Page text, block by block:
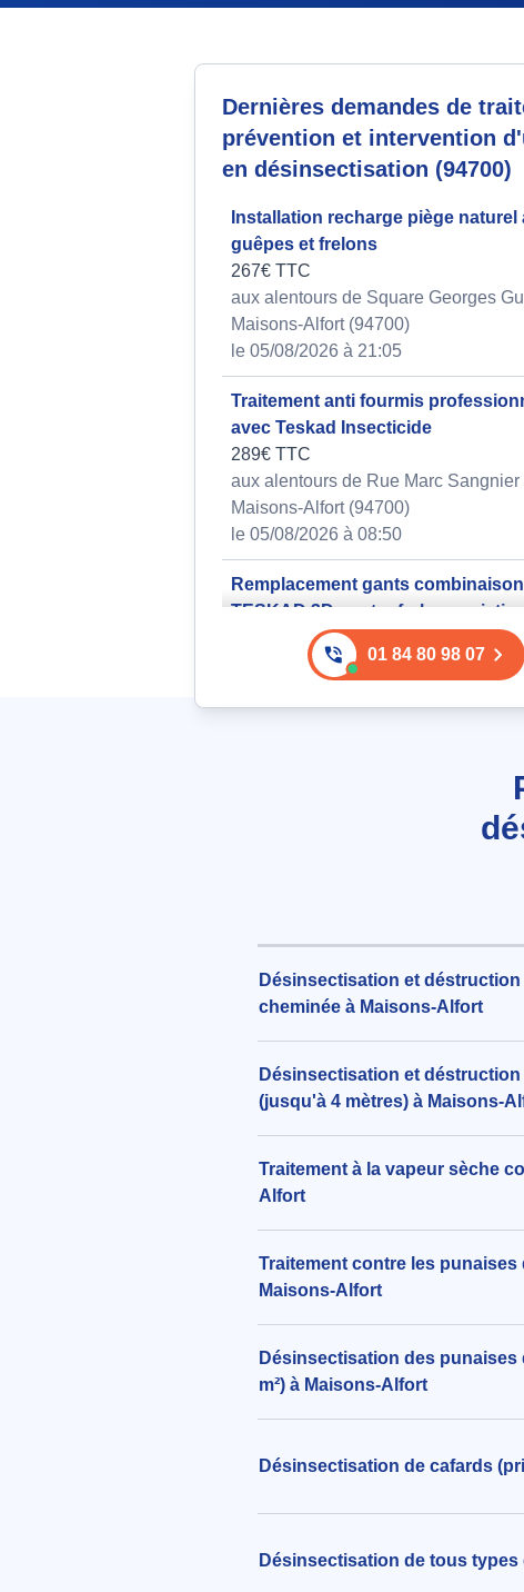
Dernières demandes de
prévention et intervention
en désinsectisation (94700)
Installation recharge piège naturel
guêpes et frelons
267€ TTC
aux alentours de Square Georges
Maisons-Alfort (94700)
le 05/08/2026 à 21:05
Traitement anti fourmis
avec Teskad Insecticide
289€ TTC
aux alentours de Rue Marc Sangnier
Maisons-Alfort (94700)
le 05/08/2026 à 08:50
Remplacement gants combinaison
TESKAD 3D contre frelons
aux alentours de Rue Suchet à
comprimé 3 bars pour pistolet
01 84 80 98 07
Désinsectisation et
cheminée à Maisons-Alfort
Désinsectisation et
(jusqu'à 4 mètres) à Maisons-
Traitement à la vapeur sèche
Alfort
Traitement contre les punaises
Maisons-Alfort
Désinsectisation des
m²) à Maisons-Alfort
Désinsectisation de cafards
Désinsectisation de tous